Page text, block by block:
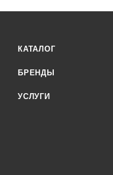
КАТАЛОГ
БРЕНДЫ
УСЛУГИ